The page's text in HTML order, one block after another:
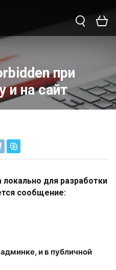
при
и на сайт
локально для разработки
сообщение:
и в публичной